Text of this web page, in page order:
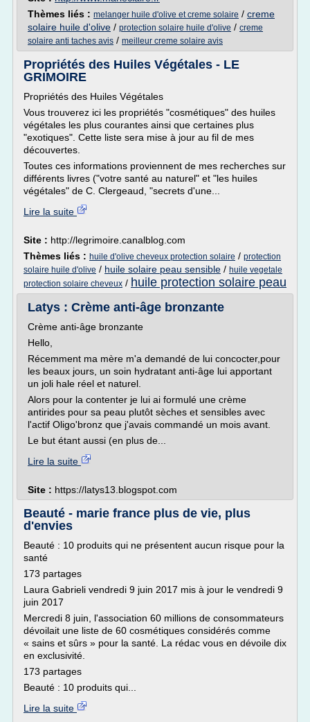
Thèmes liés : melanger huile d'olive et creme solaire / creme
solaire huile d'olive / protection solaire huile d'olive / creme
solaire anti taches avis / meilleur creme solaire avis
Propriétés des Huiles Végétales - LE
GRIMOIRE
Propriétés des Huiles Végétales
Vous trouverez ici les propriétés "cosmétiques" des huiles
végétales les plus courantes ainsi que certaines plus
"exotiques". Cette liste sera mise à jour au fil de mes
découvertes.
Toutes ces informations proviennent de mes recherches sur
différents livres ("votre santé au naturel" et "les huiles
végétales" de C. Clergeaud, "secrets d'une...
Lire la suite
Site : http://legrimoire.canalblog.com
Thèmes liés : huile d'olive cheveux protection solaire / protection
solaire huile d'olive / huile solaire peau sensible / huile vegetale
protection solaire cheveux / huile protection solaire peau
Latys : Crème anti-âge bronzante
Crème anti-âge bronzante
Hello,
Récemment ma mère m'a demandé de lui concocter,pour
les beaux jours, un soin hydratant anti-âge lui apportant
un joli hale réel et naturel.
Alors pour la contenter je lui ai formulé une crème
antirides pour sa peau plutôt sèches et sensibles avec
l'actif Oligo'bronz que j'avais commandé un mois avant.
Le but étant aussi (en plus de...
Lire la suite
Site : https://latys13.blogspot.com
Beauté - marie france plus de vie, plus
d'envies
Beauté : 10 produits qui ne présentent aucun risque pour la
santé
173 partages
Laura Gabrieli vendredi 9 juin 2017 mis à jour le vendredi 9
juin 2017
Mercredi 8 juin, l'association 60 millions de consommateurs
dévoilait une liste de 60 cosmétiques considérés comme
« sains et sûrs » pour la santé. La rédac vous en dévoile dix
en exclusivité.
173 partages
Beauté : 10 produits qui...
Lire la suite